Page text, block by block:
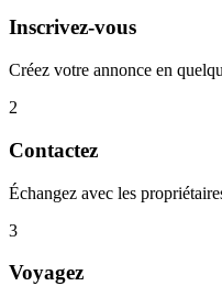
Inscrivez-vous
Créez votre annonce en
2
Contactez
Échangez avec les
3
Voyagez